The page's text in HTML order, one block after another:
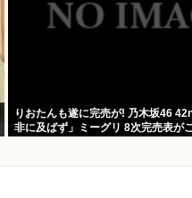
りおたんも遂に完売が! 乃木坂46
非に及ばず」ミーグリ 8次完売表が